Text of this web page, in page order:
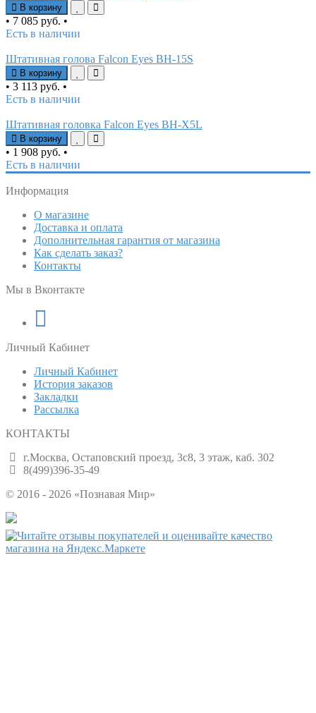
В корзину
• 7 085 руб. •
Есть в наличии
Штативная голова Falcon Eyes BH-15S
В корзину
• 3 113 руб. •
Есть в наличии
Штативная головка Falcon Eyes BH-X5L
В корзину
• 1 908 руб. •
Есть в наличии
Информация
О магазине
Доставка и оплата
Дополнительная гарантия от магазина
Как сделать заказ?
Контакты
Мы в Вконтакте
Личный Кабинет
Личный Кабинет
История заказов
Закладки
Рассылка
КОНТАКТЫ
г.Москва, Остаповский проезд, 3с8, 3 этаж, каб. 302
8(499)396-35-49
© 2016 - 2026 «Познавая Мир»